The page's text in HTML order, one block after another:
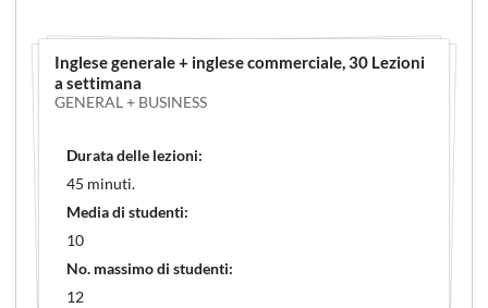
Inglese generale + inglese commerciale , 30 Lezioni
a settimana
GENERAL + BUSINESS
Durata delle lezioni:
45 minuti.
Media di studenti:
10
No. massimo di studenti:
12